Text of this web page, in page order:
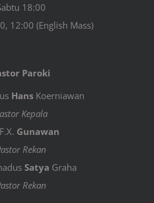
18:00
12:00 (English Mass)
Paroki
HansKoerniawan
Kepala
F.X. Gunawan
Rekan
Satya Graha
Rekan